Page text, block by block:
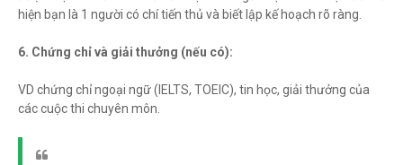
hiện bạn là 1 người có chí tiến thủ và biết lập kế hoạch rõ ràng.
6. Chứng chỉ và giải thưởng (nếu có):
VD chứng chỉ ngoại ngữ (IELTS, TOEIC), tin học, giải thưởng của
các cuộc thi chuyên môn.